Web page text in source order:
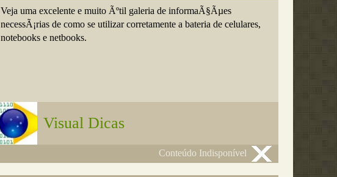
Veja uma excelente e muito Ãºtil galeria de informaÃ§Ãµes
necessÃ¡rias de como se utilizar corretamente a bateria de celulares,
notebooks e netbooks.
Visual Dicas
Conteúdo Indisponível